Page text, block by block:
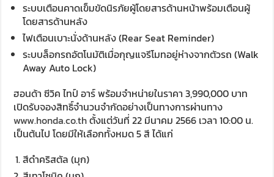
ระบบเตือนคาดเข็มขัดนิรภัยผู้โดยสารด้านหน้าพร้อมเตือนผู้
โดยสารด้านหลัง
ไฟเตือนเบาะนั่งด้านหลัง (Rear Seat Reminder)
ระบบล็อกรถอัตโนมัติเมื่อกุญแจรีโมทอยู่ห่างจากตัวรถ (Walk
Away Auto Lock)
ฮอนด้า ซีวิค ไทป์ อาร์ พร้อมจำหน่ายในราคา 3,990,000 บาท
เปิดรับจองสิทธิ์จำนวนจำกัดอย่างเป็นทางการผ่านทาง
www.honda.co.thตั้งแต่วันที่ 22 มีนาคม 2566 เวลา 10:00 น.
เป็นต้นไป โดยมีให้เลือกทั้งหมด 5 สี ได้แก่
สีดำคริสตัล (มุก)